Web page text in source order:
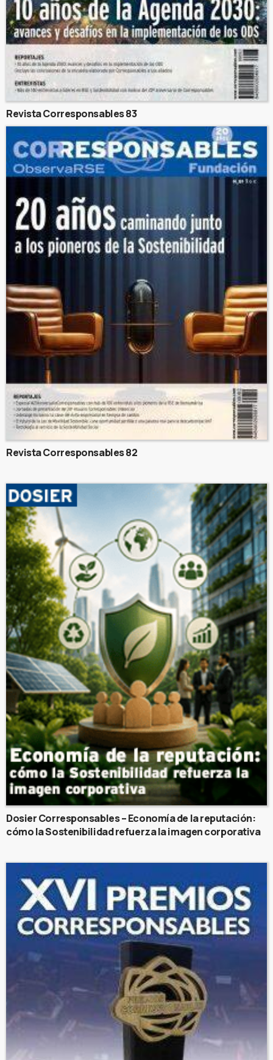
Revista Corresponsables 83
Revista Corresponsables 82
Dosier Corresponsables – Economía de la reputación:
cómo la Sostenibilidad refuerza la imagen corporativa